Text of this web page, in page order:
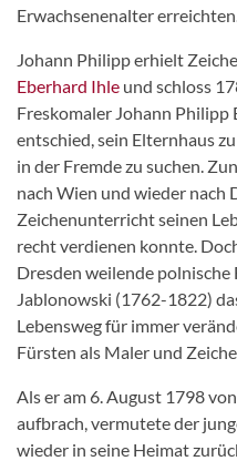
Erwachsenenalter erreichten.
Johann Philipp erhielt
Eberhard Ihle und schloss
Freskomaler Johann Philipp
entschied, sein Elternhaus
in der Fremde zu suchen.
nach Wien und wieder nach
Zeichenunterricht seinen
recht verdienen konnte.
Dresden weilende polnische
Jablonowski (1762-1822)
Lebensweg für immer
Fürsten als Maler und
Als er am 6. August 1798
aufbrach, vermutete der
wieder in seine Heimat